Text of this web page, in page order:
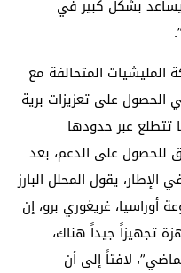
بشكل كبير في
المليشيات المتحالفة مع
الحصول على تعزيزات برية
تتطلع عبر حدودها
للحصول على الدعم، بعد
يقول المحلل البارز
غريغوري برو، إن
تجهيزاً جيداً هناك،
لافتاً إلى أن